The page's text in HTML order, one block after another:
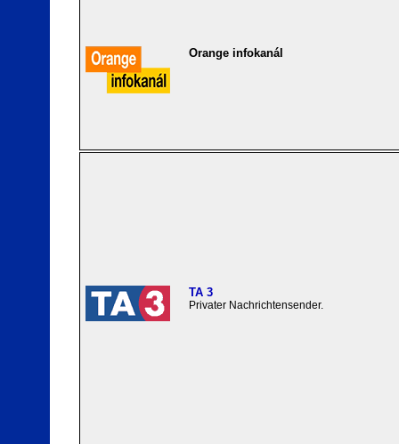
Orange infokanál
TA 3
Privater Nachrichtensender.